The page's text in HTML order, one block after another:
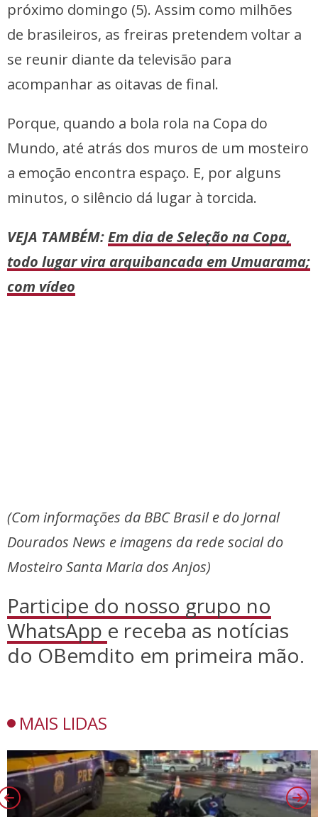
próximo domingo (5). Assim como milhões
de brasileiros, as freiras pretendem voltar a
se reunir diante da televisão para
acompanhar as oitavas de final.
Porque, quando a bola rola na Copa do
Mundo, até atrás dos muros de um mosteiro
a emoção encontra espaço. E, por alguns
minutos, o silêncio dá lugar à torcida.
VEJA TAMBÉM:Em dia de Seleção na Copa,
todo lugar vira arquibancada em Umuarama;
com vídeo
(Com informações da BBC Brasil e do Jornal
Dourados News e imagens da rede social do
Mosteiro Santa Maria dos Anjos)
Participe do nosso grupo no
WhatsApp e receba as notícias
do OBemdito em primeira mão.
MAIS LIDAS